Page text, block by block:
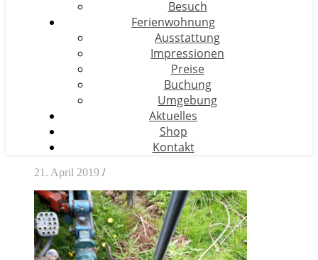
Besuch
Ferienwohnung
Ausstattung
Impressionen
Preise
Buchung
Umgebung
Aktuelles
Shop
Kontakt
21. April 2019 /